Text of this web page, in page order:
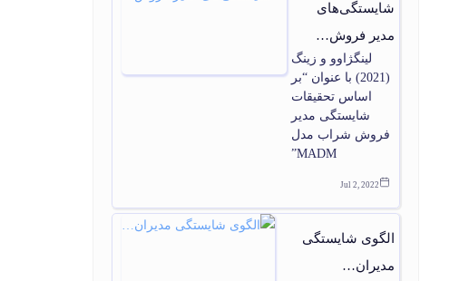
شایستگی‌های
مدیر فروش…
لینگژاوو و زینگ
(2021) با عنوان “بر
اساس تحقیقات
شایستگی مدیر
فروش شراب مدل
MADM”
Jul 2, 2022
الگوی شایستگی
مدیران…